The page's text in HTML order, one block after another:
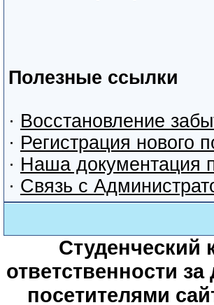
Полезные ссылки
· Восстановление
· Регистрация нового
· Наша документация
· Связь с
Студенческий
ответственности
посетителями